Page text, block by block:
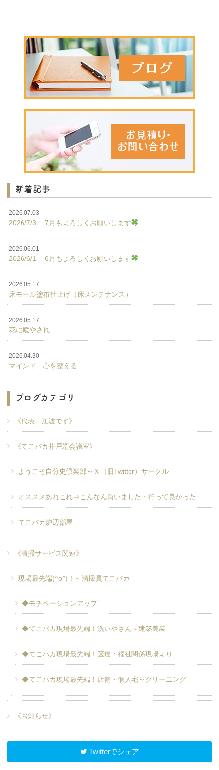
新着記事
2026.07.03
2026/7/3 7月もよろしくお願いします
2026.06.01
2026/6/1 6月もよろしくお願いします
2026.05.17
床モール塗布仕上げ（床メンテナンス）
2026.05.17
花に癒やされ
2026.04.30
マインド 心を整える
ブログカテゴリ
《代表 江波です》
《てこパカ井戸端会議室》
ようこそ自分史倶楽部～Ｘ（旧Twitter）サークル
オススメあれこれ⇒こんなん買いました・行って良かった
てこパカ炉辺部屋
《清掃サービス関連》
現場最先端(^o^)！～清掃員てこパカ
◆モチベーションアップ
◆てこパカ現場最先端！洗いやさん～建築美装
◆てこパカ現場最先端！医療・福祉関係現場より
◆てこパカ現場最先端！店舗・個人宅～クリーニング
《お知らせ》
Twitterでシェア